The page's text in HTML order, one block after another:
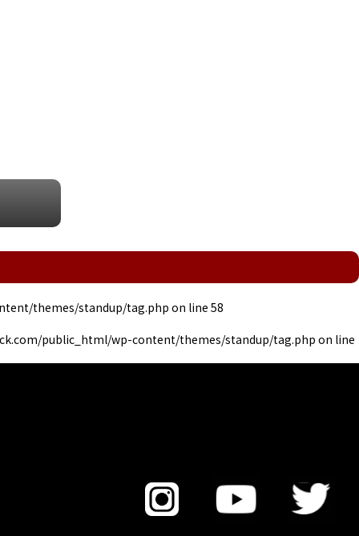
themes/standup/tag.php on line 58
public_html/wp-content/themes/standup/tag.php on line